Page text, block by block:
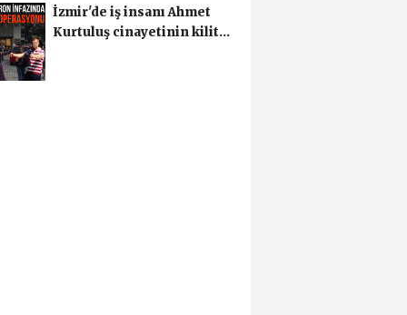
İzmir'de iş insanı Ahmet
Kurtuluş cinayetinin kilit